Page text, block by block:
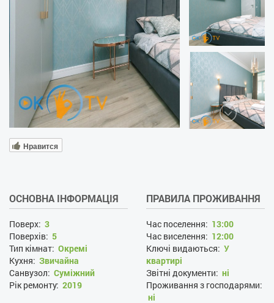
Нравится
ОСНОВНА ІНФОРМАЦІЯ
Поверх: 3
Поверхів: 5
Тип кімнат: Окремі
Кухня: Звичайна
Санвузол: Суміжний
Рік ремонту: 2019
ПРАВИЛА ПРОЖИВАННЯ
Час поселення: 13:00
Час виселення: 12:00
Ключі видаються: У
квартирі
Звітні документи: ні
Проживання з господарями:
ні